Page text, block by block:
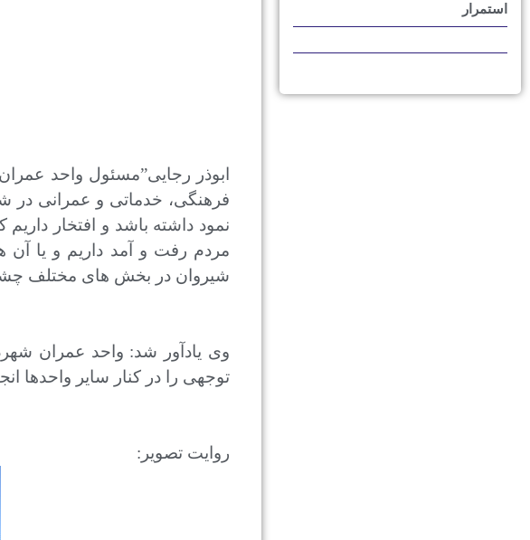
استمرار
ابوذر رجایی”مسئول واحد
فرهنگی، خدماتی و عمرانی در
نمود داشته باشد و افتخار
مردم رفت و آمد داریم و یا
شیروان در بخش های مختلف
وی یادآور شد: واحد عمران
توجهی را در کنار سایر واحدها
روایت تصویر: